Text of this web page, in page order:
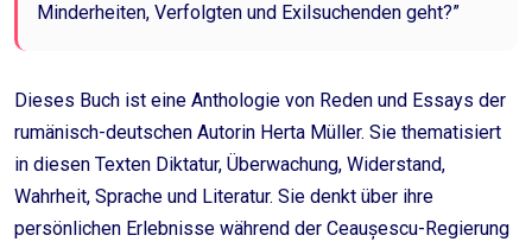
Minderheiten, Verfolgten und Exilsuchenden geht?”
Dieses Buch ist eine Anthologie von Reden und Essays der
rumänisch-deutschen Autorin Herta Müller. Sie thematisiert
in diesen Texten Diktatur, Überwachung, Widerstand,
Wahrheit, Sprache und Literatur. Sie denkt über ihre
persönlichen Erlebnisse während der Ceaușescu-Regierung